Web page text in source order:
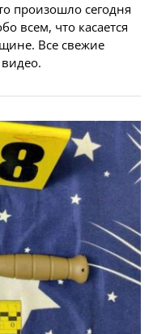
произошло сегодня
всем, что касается
Все свежие